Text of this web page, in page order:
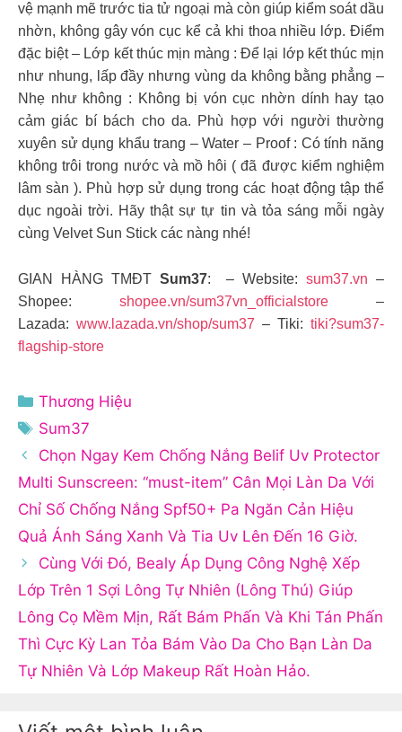
vệ mạnh mẽ trước tia tử ngoại mà còn giúp kiểm soát dầu
nhờn, không gây vón cục kể cả khi thoa nhiều lớp. Điểm
đặc biệt – Lớp kết thúc mịn màng : Để lại lớp kết thúc mịn
như nhung, lấp đầy nhưng vùng da không bằng phẳng –
Nhẹ như không : Không bị vón cục nhờn dính hay tạo
cảm giác bí bách cho da. Phù hợp với người thường
xuyên sử dụng khẩu trang – Water – Proof : Có tính năng
không trôi trong nước và mồ hôi ( đã được kiểm nghiệm
lâm sàn ). Phù hợp sử dụng trong các hoạt động tập thể
dục ngoài trời. Hãy thật sự tự tin và tỏa sáng mỗi ngày
cùng Velvet Sun Stick các nàng nhé!
GIAN HÀNG TMĐT Sum37: – Website:sum37.vn –
Shopee: shopee.vn/sum37vn_officialstore –
Lazada: www.lazada.vn/shop/sum37 – Tiki: tiki?sum37-
flagship-store
Danh
mục
Thương Hiệu
Thẻ
Sum37
Chọn Ngay Kem Chống Nắng Belif Uv Protector
Multi Sunscreen: “must-item” Cân Mọi Làn Da Với
Chỉ Số Chống Nắng Spf50+ Pa Ngăn Cản Hiệu
Quả Ánh Sáng Xanh Và Tia Uv Lên Đến 16 Giờ.
Cùng Với Đó, Bealy Áp Dụng Công Nghệ Xếp
Lớp Trên 1 Sợi Lông Tự Nhiên (Lông Thú) Giúp
Lông Cọ Mềm Mịn, Rất Bám Phấn Và Khi Tán Phấn
Thì Cực Kỳ Lan Tỏa Bám Vào Da Cho Bạn Làn Da
Tự Nhiên Và Lớp Makeup Rất Hoàn Hảo.